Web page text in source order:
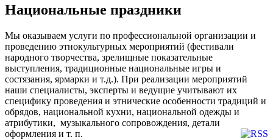
Национальные праздники
Мы оказываем услуги по профессиональной организации и
проведению этнокультурных мероприятий (фестивали
народного творчества, зрелищные показательные
выступления, традиционные национальные игры и
состязания, ярмарки и т.д.). При реализации мероприятий
наши специалисты, эксперты и ведущие учитывают их
специфику проведения и этнические особенности традиций и
обрядов, национальной кухни, национальной одежды и
атрибутики, музыкального сопровождения, детали
оформления и т. п.